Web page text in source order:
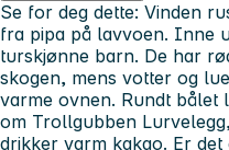
Se for deg dette: Vinden
fra pipa på lavvoen. Inne
turskjønne barn. De har
skogen, mens votter og
varme ovnen. Rundt
om Trollgubben
drikker varm kakao. Er